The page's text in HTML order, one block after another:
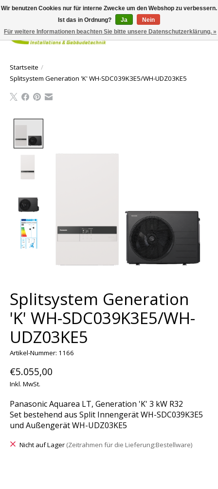
Ihr
Startseite /
Splitsystem Generation 'K' WH-SDC039K3E5/WH-UDZ03KE5
Splitsystem Generation
'K' WH-SDC039K3E5/WH-
UDZ03KE5
Artikel-Nummer: 1166
€5.055,00
Inkl. MwSt.
Panasonic Aquarea LT, Generation 'K' 3 kW R32
Set bestehend aus Split Innengerät WH-SDC039K3E5
und Außengerät WH-UDZ03KE5
Nicht auf Lager (Zeitrahmen für die Lieferung:Bestellware)
Wir benutzen Cookies nur für interne Zwecke um den Webshop zu verbessern.
Ist das in Ordnung?
Ja
Nein
Für weitere Informationen beachten Sie bitte unsere Datenschutzerklärung. »